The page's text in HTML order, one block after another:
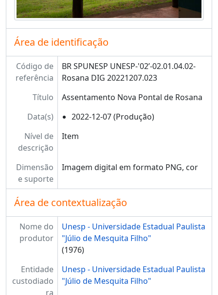
Área de identificação
Código de
referência
BR SPUNESP UNESP-'02’-02.01.04.02-
Rosana DIG 20221207.023
Título
Assentamento Nova Pontal de Rosana
Data(s)
2022-12-07 (Produção)
Nível de
descrição
Item
Dimensão
e suporte
Imagem digital em formato PNG, cor
Área de contextualização
Nome do
produtor
Unesp - Universidade Estadual Paulista
"Júlio de Mesquita Filho"
(1976)
Entidade
custodiado
ra
Unesp - Universidade Estadual Paulista
"Júlio de Mesquita Filho"